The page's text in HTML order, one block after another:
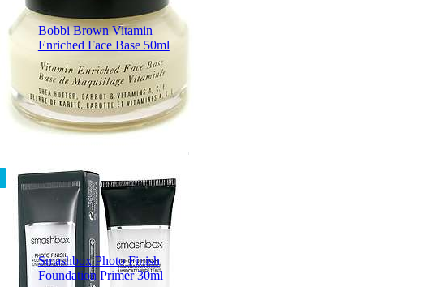
Bobbi Brown Vitamin
Enriched Face Base 50ml
Smashbox Photo Finish
Foundation Primer 30ml